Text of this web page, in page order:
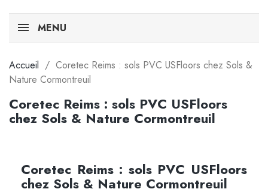
MENU
Accueil
Coretec Reims : sols PVC USFloors chez Sols &
Nature Cormontreuil
Coretec Reims : sols PVC USFloors
chez Sols & Nature Cormontreuil
Coretec Reims : sols PVC USFloors
chez Sols & Nature Cormontreuil